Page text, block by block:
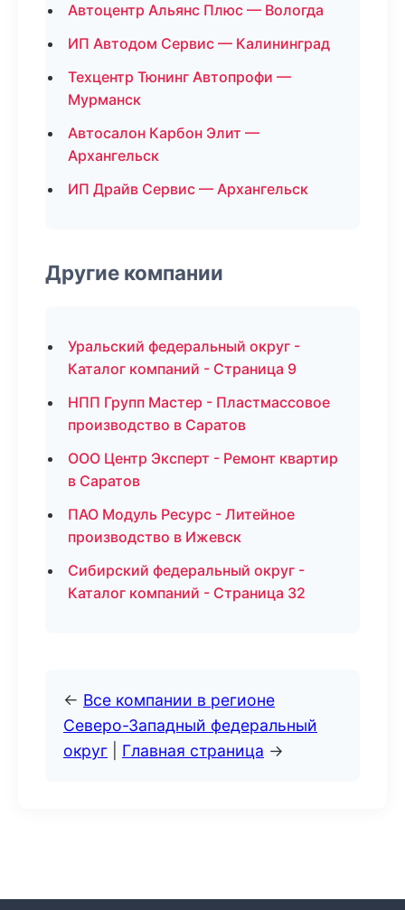
Автоцентр Альянс Плюс — Вологда
ИП Автодом Сервис — Калининград
Техцентр Тюнинг Автопрофи —
Мурманск
Автосалон Карбон Элит —
Архангельск
ИП Драйв Сервис — Архангельск
Другие компании
Уральский федеральный округ -
Каталог компаний - Страница 9
НПП Групп Мастер - Пластмассовое
производство в Саратов
ООО Центр Эксперт - Ремонт квартир
в Саратов
ПАО Модуль Ресурс - Литейное
производство в Ижевск
Сибирский федеральный округ -
Каталог компаний - Страница 32
← Все компании в регионе
Северо-Западный федеральный
округ
Главная страница →